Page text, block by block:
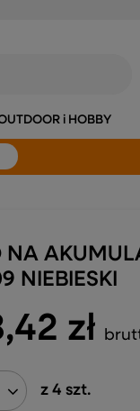
i HOBBY
zł
z4szt.
NA
NIEBIESKI